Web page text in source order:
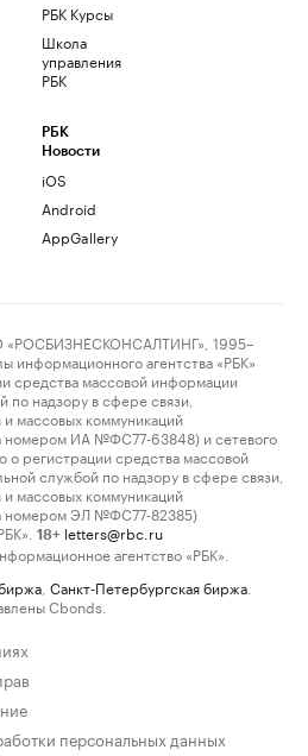
РБК Курсы
Школа
управления
РБК
РБК
Новости
iOS
Android
AppGallery
1995–
агентства «РБК»
средства массовой информации
надзору в сфере связи,
массовых коммуникаций
номером ИА №ФС77-63848) и сетевого
о регистрации средства массовой
службой по надзору в сфере связи,
массовых коммуникаций
номером ЭЛ №ФС77-82385)
18+ letters@rbc.ru
агентство «РБК».
Санкт-Петербургская биржа
Cbonds.
персональных данных